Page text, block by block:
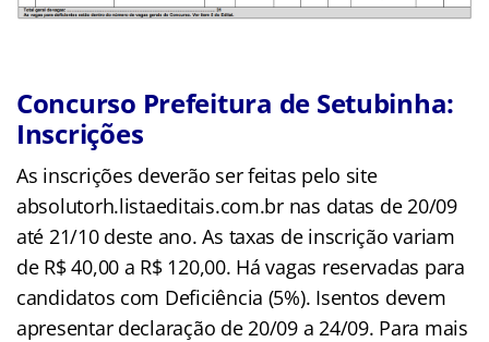
Concurso Prefeitura de Setubinha:
Inscrições
As inscrições deverão ser feitas pelo site
absolutorh.listaeditais.com.br nas datas de 20/09
até 21/10 deste ano. As taxas de inscrição variam
de R$ 40,00 a R$ 120,00. Há vagas reservadas para
candidatos com Deficiência (5%). Isentos devem
apresentar declaração de 20/09 a 24/09. Para mais